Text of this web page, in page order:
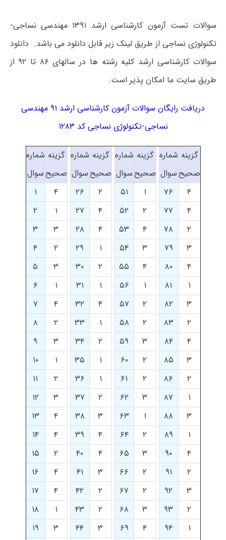
سوالات تست آزمون کارشناسی ارشد ۱۳۹۱ مهندسی نساجی-
تکنولوژی نساجی از طریق لینک زیر قابل دانلود می باشد. دانلود
سوالات کارشناسی ارشد کلیه رشته ها در سالهای ۸۶ تا ۹۲ از
طریق سایت ما امکان پذیر است.
دریافت رایگان سوالات آزمون کارشناسی ارشد ۹۱ مهندسی
نساجی-تکنولوژی نساجی کد ۱۲۸۳
گزینه
صحیح
شماره
سوال
گزینه
صحیح
شماره
سوال
گزینه
صحیح
شماره
سوال
گزینه
صحیح
شماره
سوال
۴
۷۶ ۱ ۵۱ ۲ ۲۶ ۴
۱
۴
۷۷ ۲ ۵۲ ۴ ۲۷ ۱
۲
۲
۷۸ ۴ ۵۳ ۴ ۲۸ ۳
۳
۳
۷۹ ۳ ۵۴ ۱ ۲۹ ۲
۴
۴
۸۰ ۴ ۵۵ ۲ ۳۰ ۳
۵
۱
۸۱ ۱ ۵۶ ۱ ۳۱ ۱
۶
۳
۸۲ ۲ ۵۷ ۴ ۳۲ ۴
۷
۲
۸۳ ۲ ۵۸ ۱ ۳۳ ۲
۸
۴
۸۴ ۳ ۵۹ ۲ ۳۴ ۳
۹
۳
۸۵ ۲ ۶۰ ۱ ۳۵ ۱
۱۰
۲
۸۶ ۲ ۶۱ ۱ ۳۶ ۲
۱۱
۱
۸۷ ۳ ۶۲ ۲ ۳۷ ۳
۱۲
۳
۸۸ ۱ ۶۳ ۳ ۳۸ ۴
۱۳
۱
۸۹ ۲ ۶۴ ۴ ۳۹ ۴
۱۴
۴
۹۰ ۳ ۶۵ ۴ ۴۰ ۲
۱۵
۲
۹۱ ۲ ۶۶ ۳ ۴۱ ۴
۱۶
۳
۹۲ ۲ ۶۷ ۲ ۴۲ ۴
۱۷
۲
۹۳ ۳ ۶۸ ۲ ۴۳ ۱
۱۸
۱
۹۴ ۴ ۶۹ ۳ ۴۴ ۳
۱۹